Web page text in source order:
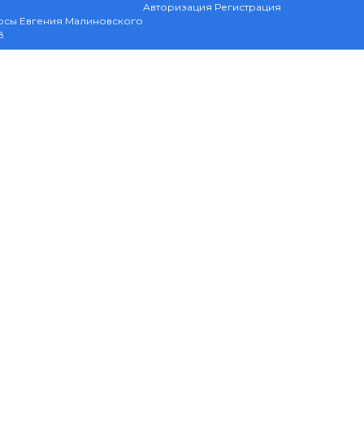
Авторизация Регистрация
Евгения Малиновского